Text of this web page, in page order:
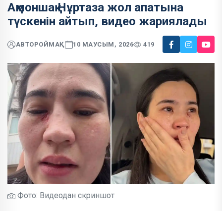
Ақмоншақ Нұртаза жол апатына
түскенін айтып, видео жариялады
АВТОРОЙМАҚ 10 МАУСЫМ, 2026 419
Фото: Видеодан скриншот